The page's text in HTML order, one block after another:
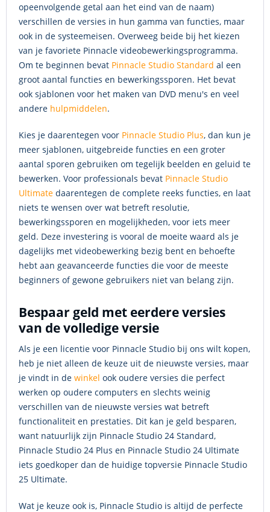
opeenvolgende getal aan het eind van de naam)
verschillen de versies in hun gamma van functies, maar
ook in de systeemeisen. Overweeg beide bij het kiezen
van je favoriete Pinnacle videobewerkingsprogramma.
Om te beginnen bevat Pinnacle Studio Standard al een
groot aantal functies en bewerkingssporen. Het bevat
ook sjablonen voor het maken van DVD menu's en veel
andere hulpmiddelen.
Kies je daarentegen voor Pinnacle Studio Plus, dan kun je
meer sjablonen, uitgebreide functies en een groter
aantal sporen gebruiken om tegelijk beelden en geluid te
bewerken. Voor professionals bevat Pinnacle Studio
Ultimate daarentegen de complete reeks functies, en laat
niets te wensen over wat betreft resolutie,
bewerkingssporen en mogelijkheden, voor iets meer
geld. Deze investering is vooral de moeite waard als je
dagelijks met videobewerking bezig bent en behoefte
hebt aan geavanceerde functies die voor de meeste
beginners of gewone gebruikers niet van belang zijn.
Bespaar geld met eerdere versies
van de volledige versie
Als je een licentie voor Pinnacle Studio bij ons wilt kopen,
heb je niet alleen de keuze uit de nieuwste versies, maar
je vindt in de winkel ook oudere versies die perfect
werken op oudere computers en slechts weinig
verschillen van de nieuwste versies wat betreft
functionaliteit en prestaties. Dit kan je geld besparen,
want natuurlijk zijn Pinnacle Studio 24 Standard,
Pinnacle Studio 24 Plus en Pinnacle Studio 24 Ultimate
iets goedkoper dan de huidige topversie Pinnacle Studio
25 Ultimate.
Wat je keuze ook is, Pinnacle Studio is altijd de perfecte